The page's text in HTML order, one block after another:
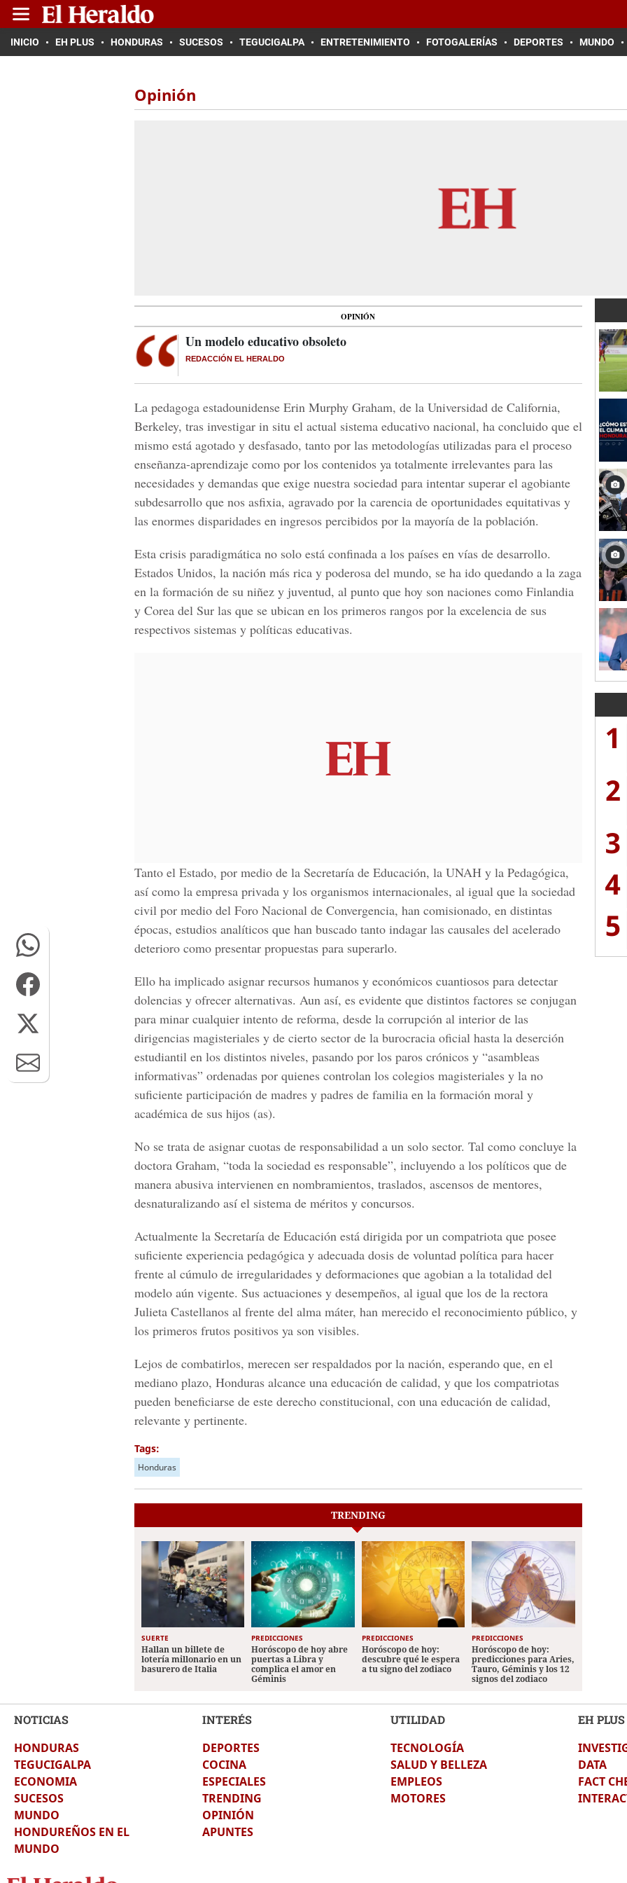
INICIO EH PLUS HONDURAS SUCESOS TEGUCIGALPA ENTRETENIMIENTO FOTOGALERÍAS DEPORTES MUNDO
Opinión
OPINIÓN
Un modelo educativo obsoleto
REDACCIÓN EL HERALDO
La pedagoga estadounidense Erin Murphy Graham, de la Universidad de California,
Berkeley, tras investigar in situ el actual sistema educativo nacional, ha concluido que el
mismo está agotado y desfasado, tanto por las metodologías utilizadas para el proceso
enseñanza-aprendizaje como por los contenidos ya totalmente irrelevantes para las
necesidades y demandas que exige nuestra sociedad para intentar superar el agobiante
subdesarrollo que nos asfixia, agravado por la carencia de oportunidades equitativas y
las enormes disparidades en ingresos percibidos por la mayoría de la población.
Esta crisis paradigmática no solo está confinada a los países en vías de desarrollo.
Estados Unidos, la nación más rica y poderosa del mundo, se ha ido quedando a la zaga
en la formación de su niñez y juventud, al punto que hoy son naciones como Finlandia
y Corea del Sur las que se ubican en los primeros rangos por la excelencia de sus
respectivos sistemas y políticas educativas.
Tanto el Estado, por medio de la Secretaría de Educación, la UNAH y la Pedagógica,
así como la empresa privada y los organismos internacionales, al igual que la sociedad
civil por medio del Foro Nacional de Convergencia, han comisionado, en distintas
épocas, estudios analíticos que han buscado tanto indagar las causales del acelerado
deterioro como presentar propuestas para superarlo.
Ello ha implicado asignar recursos humanos y económicos cuantiosos para detectar
dolencias y ofrecer alternativas. Aun así, es evidente que distintos factores se conjugan
para minar cualquier intento de reforma, desde la corrupción al interior de las
dirigencias magisteriales y de cierto sector de la burocracia oficial hasta la deserción
estudiantil en los distintos niveles, pasando por los paros crónicos y “asambleas
informativas” ordenadas por quienes controlan los colegios magisteriales y la no
suficiente participación de madres y padres de familia en la formación moral y
académica de sus hijos (as).
No se trata de asignar cuotas de responsabilidad a un solo sector. Tal como concluye la
doctora Graham, “toda la sociedad es responsable”, incluyendo a los políticos que de
manera abusiva intervienen en nombramientos, traslados, ascensos de mentores,
desnaturalizando así el sistema de méritos y concursos.
Actualmente la Secretaría de Educación está dirigida por un compatriota que posee
suficiente experiencia pedagógica y adecuada dosis de voluntad política para hacer
frente al cúmulo de irregularidades y deformaciones que agobian a la totalidad del
modelo aún vigente. Sus actuaciones y desempeños, al igual que los de la rectora
Julieta Castellanos al frente del alma máter, han merecido el reconocimiento público, y
los primeros frutos positivos ya son visibles.
Lejos de combatirlos, merecen ser respaldados por la nación, esperando que, en el
mediano plazo, Honduras alcance una educación de calidad, y que los compatriotas
pueden beneficiarse de este derecho constitucional, con una educación de calidad,
relevante y pertinente.
Tags:
Honduras
1
2
3
4
5
TRENDING
SUERTE
Hallan un billete de
lotería millonario en un
basurero de Italia
PREDICCIONES
Horóscopo de hoy abre
puertas a Libra y
complica el amor en
Géminis
PREDICCIONES
Horóscopo de hoy:
descubre qué le espera
a tu signo del zodiaco
PREDICCIONES
Horóscopo de hoy:
predicciones para Aries,
Tauro, Géminis y los 12
signos del zodiaco
NOTICIAS
HONDURAS
TEGUCIGALPA
ECONOMIA
SUCESOS
MUNDO
HONDUREÑOS EN EL
MUNDO
INTERÉS
DEPORTES
COCINA
ESPECIALES
TRENDING
OPINIÓN
APUNTES
UTILIDAD
TECNOLOGÍA
SALUD Y BELLEZA
EMPLEOS
MOTORES
EH PLUS
DATA
FACT